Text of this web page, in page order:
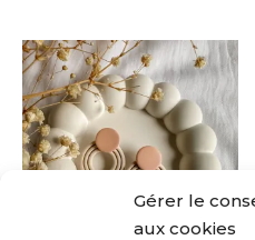
Gérer le
aux cookies
Ce
a